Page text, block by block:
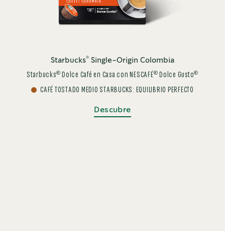
Starbucks® Single-Origin Colombia
Starbucks® Dolce Café en Casa con NESCAFÉ® Dolce Gusto®
CAFÉ TOSTADO MEDIO STARBUCKS: EQUILIBRIO PERFECTO
Descubre